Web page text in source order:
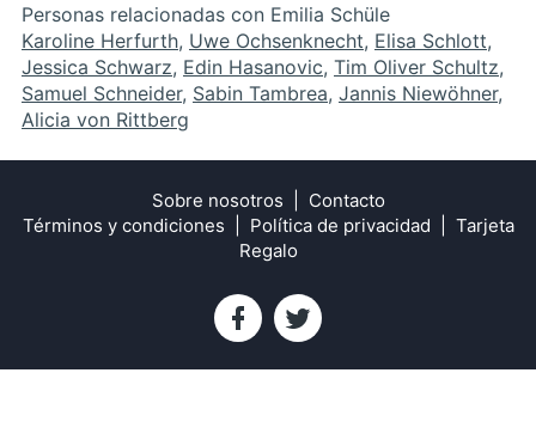
Personas relacionadas con Emilia Schüle
Karoline Herfurth, Uwe Ochsenknecht, Elisa Schlott,
Jessica Schwarz, Edin Hasanovic, Tim Oliver Schultz,
Samuel Schneider, Sabin Tambrea, Jannis Niewöhner,
Alicia von Rittberg
Sobre nosotros
Contacto
Términos y condiciones
Política de privacidad
Tarjeta
Regalo